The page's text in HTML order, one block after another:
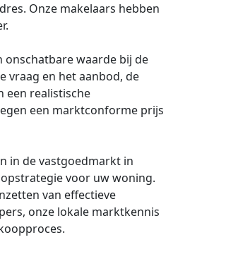
Onze makelaars hebben
onschatbare waarde bij de
vraag en het aanbod, de
een realistische
een marktconforme prijs
in de vastgoedmarkt in
voor uw woning.
van effectieve
onze lokale marktkennis